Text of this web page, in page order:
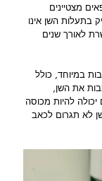
מצטיינים
בתעלות השן אינו
לאורך שנים
במיוחד, כולל
את השן,
להיות מכוסה
לא תגרום לכאב